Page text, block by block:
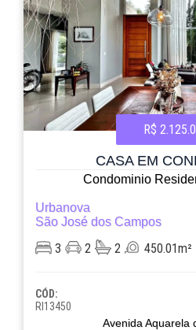
R$
CASA EM
Condominio
Urbanova
São José dos Campos
3 2 2 450.01m²
CÓD:
RI13450
Avenida Aquarela